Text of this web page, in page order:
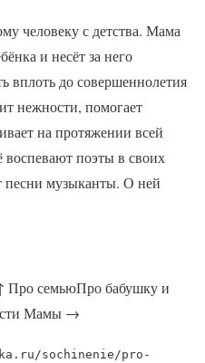
человеку с детства. Мама
и несёт за него
вплоть до совершеннолетия
нежности, помогает
на протяжении всей
поэты в своих
песни музыканты. О ней
семьюПро бабушку и
Мамы →
sochinenie/pro-